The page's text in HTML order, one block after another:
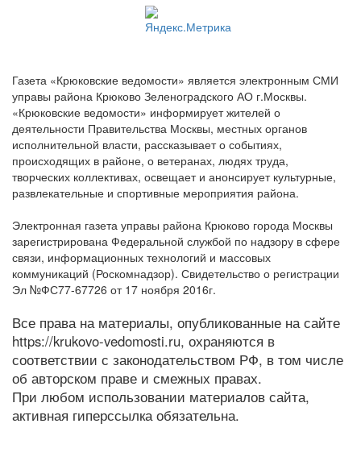
Газета «Крюковские ведомости» является электронным СМИ
управы района Крюково Зеленоградского АО г.Москвы.
«Крюковские ведомости» информирует жителей о
деятельности Правительства Москвы, местных органов
исполнительной власти, рассказывает о событиях,
происходящих в районе, о ветеранах, людях труда,
творческих коллективах, освещает и анонсирует культурные,
развлекательные и спортивные мероприятия района.
Электронная газета управы района Крюково города Москвы
зарегистрирована Федеральной службой по надзору в сфере
связи, информационных технологий и массовых
коммуникаций (Роскомнадзор). Свидетельство о регистрации
Эл №ФС77-67726 от 17 ноября 2016г.
Все права на материалы, опубликованные на сайте
https://krukovo-vedomosti.ru, охраняются в
соответствии с законодательством РФ, в том числе
об авторском праве и смежных правах.
При любом использовании материалов сайта,
активная гиперссылка обязательна.